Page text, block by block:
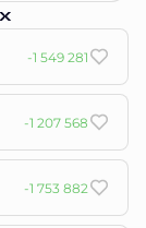
-1 549 281
-1 207 568
-1 753 882